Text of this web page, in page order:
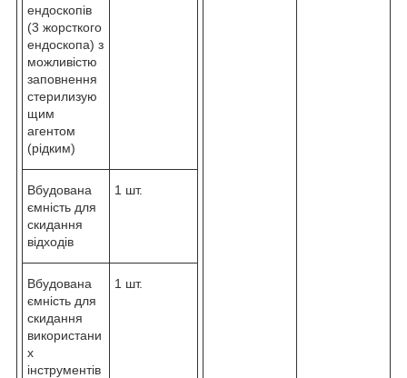
ендоскопів
(3 жорсткого
ендоскопа) з
можливістю
заповнення
стерилизую
щим
агентом
(рідким)
Вбудована
ємність для
скидання
відходів
1 шт.
Вбудована
ємність для
скидання
використани
х
інструментів
1 шт.